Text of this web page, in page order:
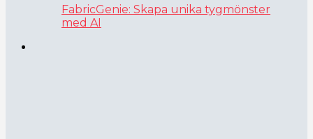
FabricGenie: Skapa unika tygmönster
med AI